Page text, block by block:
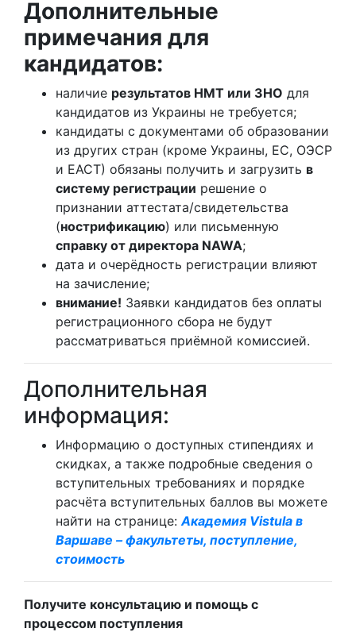
Дополнительные
примечания для
кандидатов:
наличие результатов НМТ или ЗНО для
кандидатов из Украины не требуется;
кандидаты с документами об образовании
из других стран (кроме Украины, ЕС, ОЭСР
и ЕАСТ) обязаны получить и загрузить в
систему регистрации решение о
признании аттестата/свидетельства
(нострификацию) или письменную
справку от директора NAWA;
дата и очерёдность регистрации влияют
на зачисление;
внимание! Заявки кандидатов без оплаты
регистрационного сбора не будут
рассматриваться приёмной комиссией.
Дополнительная
информация:
Информацию о доступных стипендиях и
скидках, а также подробные сведения о
вступительных требованиях и порядке
расчёта вступительных баллов вы можете
найти на странице:Академия Vistula в
Варшаве – факультеты, поступление,
стоимость
Получите консультацию и помощь с
процессом поступления